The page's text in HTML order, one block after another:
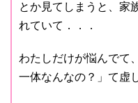
とか見てしまうと、家
れていて．．．
わたしだけが悩んでて
一体なんなの？」て虚